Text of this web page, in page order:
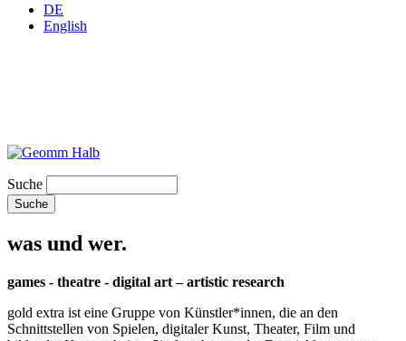
DE
English
Suche
was und wer.
games - theatre - digital art – artistic research
gold extra ist eine Gruppe von Künstler*innen, die an den
Schnittstellen von Spielen, digitaler Kunst, Theater, Film und